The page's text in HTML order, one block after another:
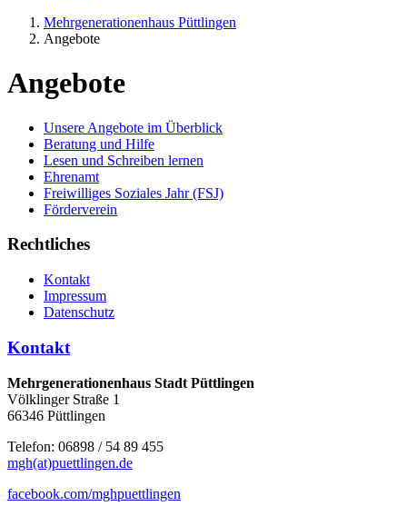
Mehrgenerationenhaus Püttlingen
Angebote
Angebote
Unsere Angebote im Überblick
Beratung und Hilfe
Lesen und Schreiben lernen
Ehrenamt
Freiwilliges Soziales Jahr (FSJ)
Förderverein
Rechtliches
Kontakt
Impressum
Datenschutz
Kontakt
Mehrgenerationenhaus Stadt Püttlingen
Völklinger Straße 1
66346 Püttlingen
Telefon: 06898 / 54 89 455
mgh(at)puettlingen.de
facebook.com/mghpuettlingen